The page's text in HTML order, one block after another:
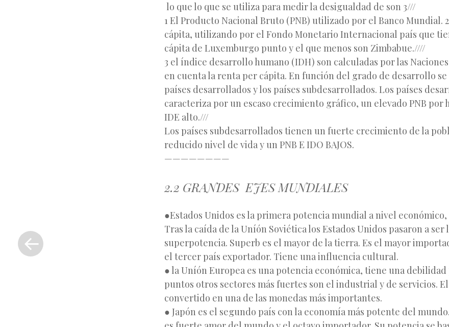
lo que lo que se utiliza para medir la desigualdad de son 3///
1 El Producto Nacional Bruto (PNB) utilizado por el Banco Mundial.
cápita, utilizando por el Fondo Monetario Internacional país que
cápita de Luxemburgo punto y el que menos son Zimbabue.////
3 el índice desarrollo humano (IDH) son calculadas por las
en cuenta la renta per cápita. En función del grado de desarrollo
países desarrollados y los países subdesarrollados. Los países
caracteriza por un escaso crecimiento gráfico, un elevado PNB por
IDE alto.///
Los países subdesarrollados tienen un fuerte crecimiento de la
reducido nivel de vida y un PNB E IDO BAJOS.
————————
2.2 GRANDES EJES MUNDIALES
●Estados Unidos es la primera potencia mundial a nivel
Tras la caída de la Uníón Soviética los Estados Unidos pasaron a ser
superpotencia. Superb es el mayor de la tierra. Es el mayor
el tercer país exportador. Tiene una influencia cultural.
● la Uníón Europea es una potencia económica, tiene una
puntos otros sectores más fuertes son el industrial y de servicios.
convertido en una de las monedas más importantes.
● Japón es el segundo país con la economía más potente del
Entrada
anterior